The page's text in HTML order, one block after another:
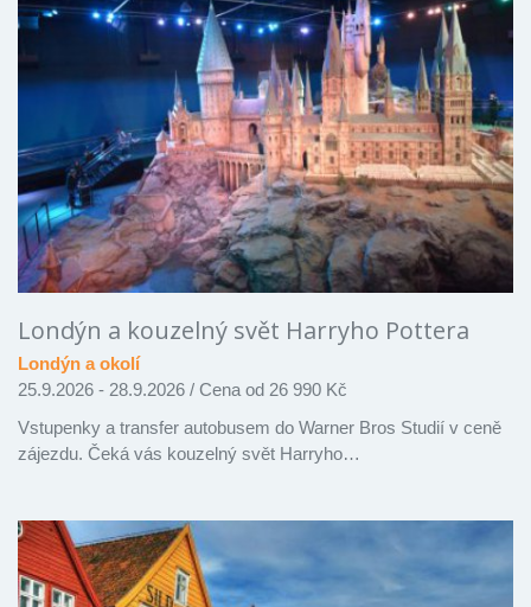
Londýn a kouzelný svět Harryho Pottera
Londýn a okolí
25.9.2026 - 28.9.2026 / Cena od 26 990 Kč
Vstupenky a transfer autobusem do Warner Bros Studií v ceně
zájezdu. Čeká vás kouzelný svět Harryho…